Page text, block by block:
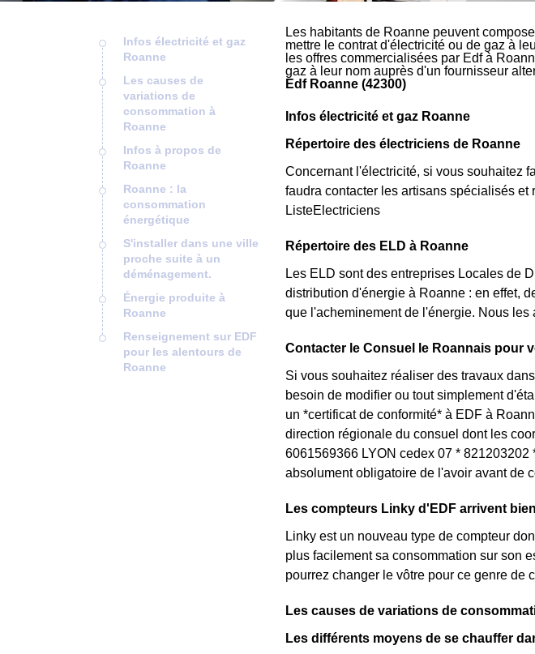
Infos électricité et gaz
Roanne
Les causes de
variations de
consommation à
Roanne
Infos à propos de
Roanne
Roanne : la
consommation
énergétique
S'installer dans une ville
proche suite à un
déménagement.
Énergie produite à
Roanne
Renseignement sur EDF
pour les alentours de
Roanne
Les habitants de Roanne peuvent
mettre le contrat d'électricité ou de gaz à
les offres commercialisées par Edf à
gaz à leur nom auprès d'un fournisseur
Edf Roanne (42300)
Infos électricité et gaz Roanne
Répertoire des électriciens de Roanne
Concernant l'électricité, si vous souhaitez
faudra contacter les artisans spécialisés
ListeElectriciens
Répertoire des ELD à Roanne
Les ELD sont des entreprises Locales de
distribution d'énergie à Roanne : en effet,
que l'acheminement de l'énergie. Nous
Contacter le Consuel le Roannais pour
Si vous souhaitez réaliser des travaux
besoin de modifier ou tout simplement
un *certificat de conformité* à EDF à
direction régionale du consuel dont les
6061569366 LYON cedex 07 *
absolument obligatoire de l'avoir avant de
Les compteurs Linky d'EDF arrivent
Linky est un nouveau type de compteur
plus facilement sa consommation sur son
pourrez changer le vôtre pour ce genre de
Les causes de variations de
Les différents moyens de se chauffer